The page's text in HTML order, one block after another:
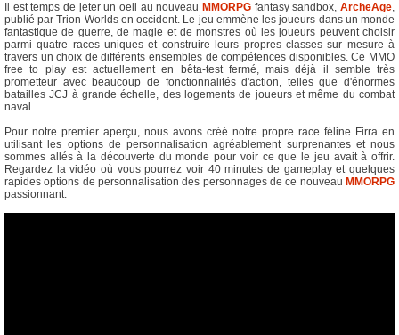
Il est temps de jeter un oeil au nouveau MMORPG fantasy sandbox, ArcheAge,
publié par Trion Worlds en occident. Le jeu emmène les joueurs dans un monde
fantastique de guerre, de magie et de monstres où les joueurs peuvent choisir
parmi quatre races uniques et construire leurs propres classes sur mesure à
travers un choix de différents ensembles de compétences disponibles. Ce MMO
free to play est actuellement en bêta-test fermé, mais déjà il semble très
prometteur avec beaucoup de fonctionnalités d'action, telles que d'énormes
batailles JCJ à grande échelle, des logements de joueurs et même du combat
naval.
Pour notre premier aperçu, nous avons créé notre propre race féline Firra en
utilisant les options de personnalisation agréablement surprenantes et nous
sommes allés à la découverte du monde pour voir ce que le jeu avait à offrir.
Regardez la vidéo où vous pourrez voir 40 minutes de gameplay et quelques
rapides options de personnalisation des personnages de ce nouveau MMORPG
passionnant.